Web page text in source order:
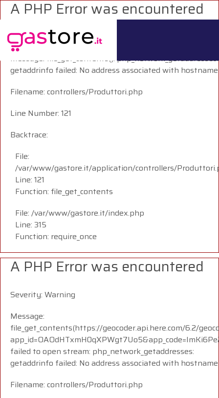
A PHP Error was encountered
Severity: Warning
Message: file_get_contents(): php_network_getaddresses:
getaddrinfo failed: No address associated with hostname
Filename: controllers/Produttori.php
Line Number: 121
Backtrace:
File:
/var/www/gastore.it/application/controllers/
Line: 121
Function: file_get_contents
File: /var/www/gastore.it/index.php
Line: 315
Function: require_once
A PHP Error was encountered
Severity: Warning
Message:
file_get_contents(https://geocoder.api.here.com/6.2/
failed to open stream: php_network_getaddresses:
getaddrinfo failed: No address associated with hostname
Filename: controllers/Produttori.php